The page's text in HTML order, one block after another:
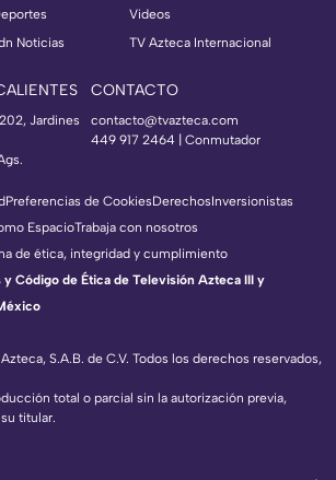
Noticias
Videos
TV Azteca Internacional
Jardines
CONTACTO
contacto@tvazteca.com
449 917 2464 | Conmutador
S.A.B. de C.V. Todos los derechos reservados,
total o parcial sin la autorización previa,
titular.
Preferencias de CookiesDerechosInversionistas
EspacioTrabaja con nosotros
de ética, integridad y cumplimiento
Código de Ética de Televisión Azteca III y